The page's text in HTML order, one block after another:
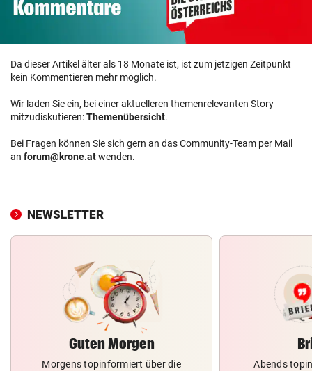
Da dieser Artikel älter als 18 Monate ist, ist zum jetzigen Zeitpunkt
kein Kommentieren mehr möglich.
Wir laden Sie ein, bei einer aktuelleren themenrelevanten Story
mitzudiskutieren:Themenübersicht.
Bei Fragen können Sie sich gern an das Community-Team per Mail
an forum@krone.atwenden.
NEWSLETTER
Guten Morgen
Morgens topinformiert über die
Abends